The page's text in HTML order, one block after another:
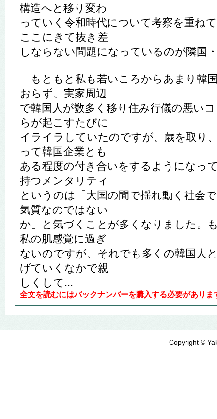
構造へと移り変わ
っていく令和時代について考察を重ね
ここにきて抜き差
しならない問題になっているのが隣国
もともと私も若いころからあまり韓
おらず、実家周辺
で韓国人が数多く移り住み行儀の悪い
らが起こすたびに
イライラしていたのですが、歳を取り
って韓国企業とも
ある程度の付き合いをするようになっ
持つメンタリティ
というのは「大国の間で揺れ動く社会
気質なのではない
か」と気づくことが多くなりました。
私の肌感覚に過ぎ
ないのですが、それでも多くの韓国人
げていくなかで親
しくして...
全文を読むにはバックナンバーを購入する必要がありま
Copyright ©